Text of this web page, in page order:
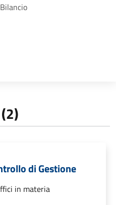
Bilancio
di Gestione
in materia